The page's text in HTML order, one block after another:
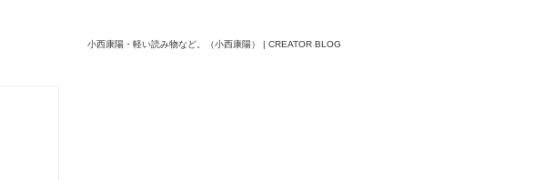
小西康陽・軽い読み物など。（小西康陽） | CREATOR BLOG